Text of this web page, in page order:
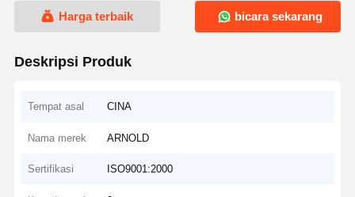
Harga terbaik bicara sekarang
Deskripsi Produk
Tempat asal CINA
Nama merek ARNOLD
Sertifikasi ISO9001:2000